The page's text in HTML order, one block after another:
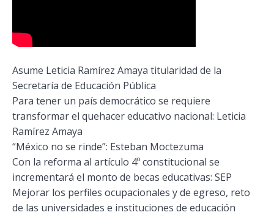
Asume Leticia Ramírez Amaya titularidad de la
Secretaría de Educación Pública
Para tener un país democrático se requiere
transformar el quehacer educativo nacional: Leticia
Ramírez Amaya
“México no se rinde”: Esteban Moctezuma
Con la reforma al artículo 4º constitucional se
incrementará el monto de becas educativas: SEP
Mejorar los perfiles ocupacionales y de egreso, reto
de las universidades e instituciones de educación